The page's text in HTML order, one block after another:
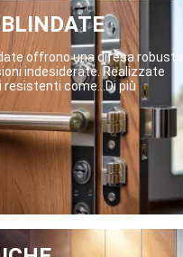
offrono una difesa robusta
indesiderate. Realizzate
come...Di più